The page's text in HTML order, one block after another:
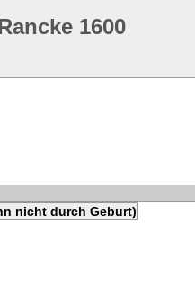
1600
nicht durch Geburt)